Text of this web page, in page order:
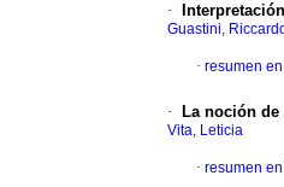
·
Guastini,
· resumen
· La noción
Vita, Leticia
· resumen